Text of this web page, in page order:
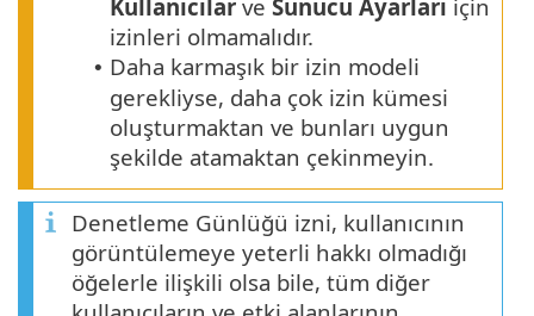
Kullanıcılar ve Sunucu Ayarları için
izinleri olmamalıdır.
• Daha karmaşık bir izin modeli
gerekliyse, daha çok izin kümesi
oluşturmaktan ve bunları uygun
şekilde atamaktan çekinmeyin.
Denetleme Günlüğü izni, kullanıcının
görüntülemeye yeterli hakkı olmadığı
öğelerle ilişkili olsa bile, tüm diğer